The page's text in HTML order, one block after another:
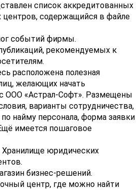
список аккредитованных
содержащийся в файле
событий фирмы.
рекомендуемых к
расположена полезная
желающих начать
ООО «Астрал-Софт». Размещены
варианты сотрудничества,
найму персонала, форма заявки
имеется пошаговое
юридических
бизнес-решений.
центр, где можно найти